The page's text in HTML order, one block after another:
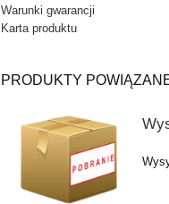
Cena regularna:
Najniższa cena:
Warunki gwarancji
Karta produktu
PRODUKTY